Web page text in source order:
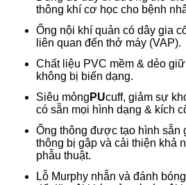
thông khí cơ học cho bệnh
Ống nội khí quản có dây gia
liên quan đến thở máy (VAP).
Chất liệu PVC mềm & dẻo
không bị biến dạng.
Siêu mỏng PUcuff, giảm sự
có sẵn mọi hình dạng & kích
Ống thông được tạo hình sẵn
thông bị gập và cải thiện khả
phẫu thuật.
Lỗ Murphy nhẵn và đánh